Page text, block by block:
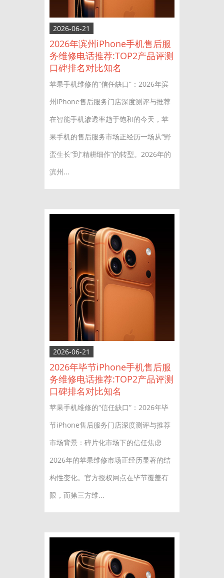
2026-06-21
2026年滨州iPhone手机售后服
务维修电话推荐:TOP2产品评测
口碑排名对比知名
苹果手机维修的“信任缺口”：2026年滨
州iPhone售后服务门店深度测评与推荐
在智能手机渗透率趋于饱和的今天，苹
果手机的售后服务市场正经历一场从“野
蛮生长”到“精耕细作”的转型。2026年的
滨州...
2026-06-21
2026年毕节iPhone手机售后服
务维修电话推荐:TOP2产品评测
口碑排名对比知名
苹果手机维修的“信任缺口”：2026年毕
节iPhone售后服务门店深度测评与推荐
市场背景：碎片化市场下的信任焦虑
2026年的苹果维修市场正经历显著的结
构性变化。官方授权网点在毕节覆盖有
限，而第三方维...